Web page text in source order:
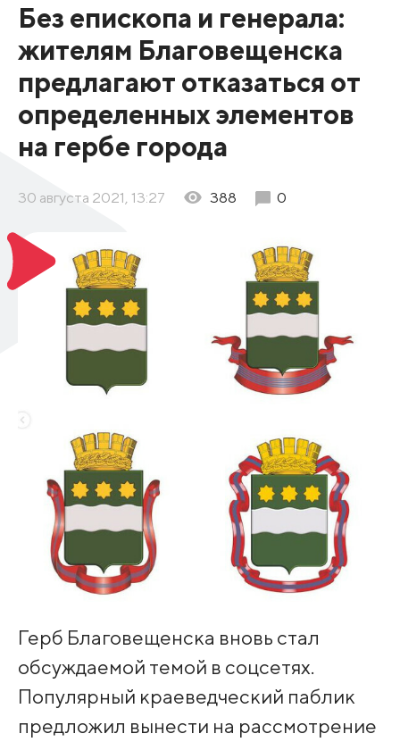
Без епископа и генерала:
жителям Благовещенска
предлагают отказаться от
определенных элементов
на гербе города
30 августа 2021, 13:27 388 0
Герб Благовещенска вновь стал
обсуждаемой темой в соцсетях.
Популярный краеведческий паблик
предложил вынести на рассмотрение